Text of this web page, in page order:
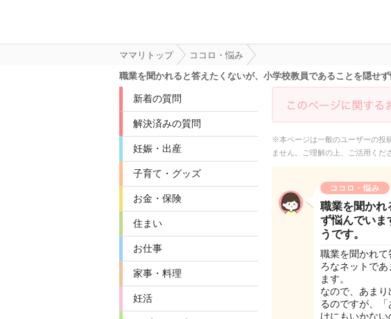
ママリトップ
ココロ・悩み
職業を聞かれると答えたくないが、小学校教員であることを隠せ
新着の質問
解決済みの質問
妊娠・出産
子育て・グッズ
お金・保険
住まい
お仕事
家事・料理
妊活
※本ページは一般のユーザーの投
ません。ご理解の上、ご活用くだ
ココロ・悩み
職業を聞かれ
ず悩んでいま
うです。
職業を聞かれ
ろなネットで
ます。
なので、あま
るのですが、
けにもいかない